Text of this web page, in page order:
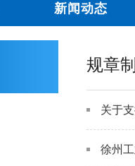
新闻动态
规章
关于
徐州